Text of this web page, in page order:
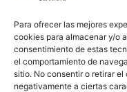
Para ofrecer las mejores
cookies para almacenar y/o
consentimiento de estas
el comportamiento de
sitio. No consentir o retirar
negativamente a ciertas